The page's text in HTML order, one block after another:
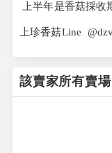
上半年是香菇採
上珍香菇Line
該賣家所有賣場